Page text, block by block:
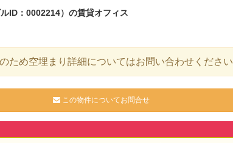
ID：0002214）の賃貸オフィス
ため空埋まり詳細についてはお問い合わせください
この物件についてお問合せ